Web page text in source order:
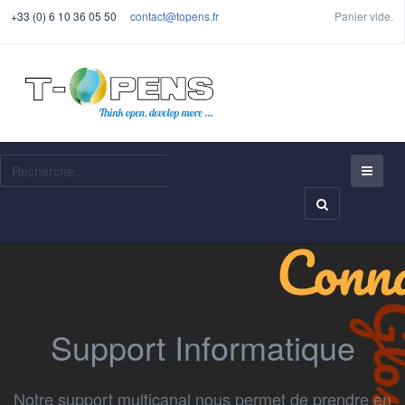
+33 (0) 6 10 36 05 50 contact@topens.fr Panier vide.
Support Informatique
Notre support multicanal nous permet de prendre en